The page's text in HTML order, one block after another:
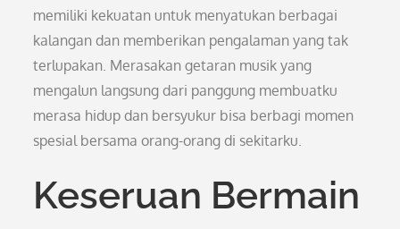
memiliki kekuatan untuk menyatukan berbagai
kalangan dan memberikan pengalaman yang tak
terlupakan. Merasakan getaran musik yang
mengalun langsung dari panggung membuatku
merasa hidup dan bersyukur bisa berbagi momen
spesial bersama orang-orang di sekitarku.
Keseruan Bermain